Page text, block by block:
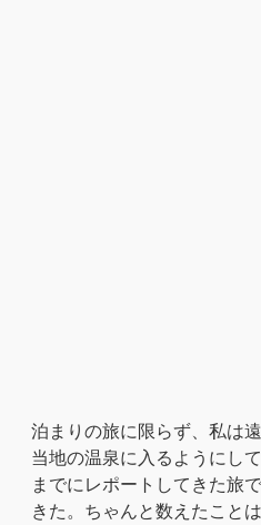
泊まりの旅に限らず、私は
当地の温泉に入るようにし
までにレポートしてきた旅
きた。ちゃんと数えたこと